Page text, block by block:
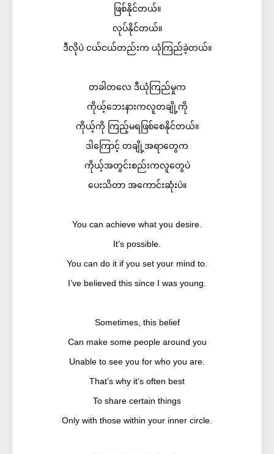
ဖြစ်နိုင်တယ်။
လုပ်နိုင်တယ်။
ဒီလိုပဲ ငယ်ငယ်တည်းက ယုံကြည်ခဲ့တယ်။
တခါတလေ ဒီယုံကြည်မှုက
ကိုယ့်ဘေးနားကလူတချို့ကို
ကိုယ့်ကို ကြည့်မရဖြစ်စေနိုင်တယ်။
ဒါကြောင့် တချို့အရာတွေက
ကိုယ့်အတွင်းစည်းကလူတွေပဲ
ပေးသိတာ အကောင်းဆုံးပဲ။
You can achieve what you desire.
It’s possible.
You can do it if you set your mind to.
I’ve believed this since I was young.
Sometimes, this belief
Can make some people around you
Unable to see you for who you are.
That’s why it’s often best
To share certain things
Only with those within your inner circle.